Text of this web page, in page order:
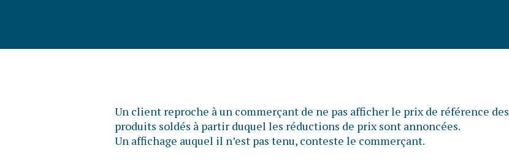
Un client reproche à un commerçant de ne pas afficher le prix de référence des
produits soldés à partir duquel les réductions de prix sont annoncées.
Un affichage auquel il n’est pas tenu, conteste le commerçant.